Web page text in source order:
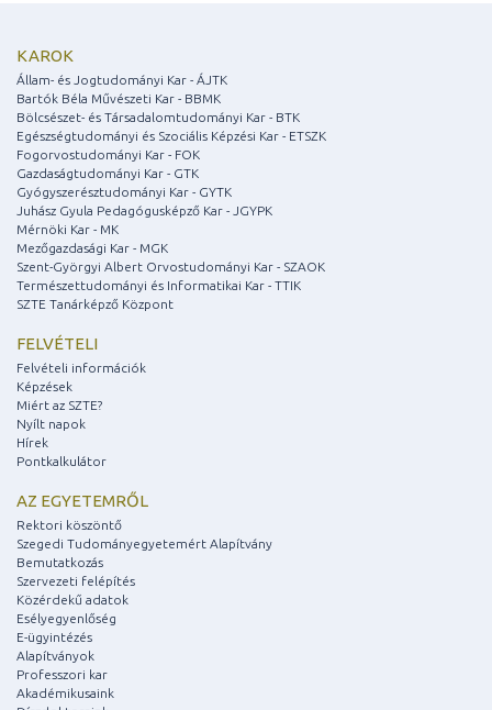
KAROK
Állam- és Jogtudományi Kar - ÁJTK
Bartók Béla Művészeti Kar - BBMK
Bölcsészet- és Társadalomtudományi Kar - BTK
Egészségtudományi és Szociális Képzési Kar - ETSZK
Fogorvostudományi Kar - FOK
Gazdaságtudományi Kar - GTK
Gyógyszerésztudományi Kar - GYTK
Juhász Gyula Pedagógusképző Kar - JGYPK
Mérnöki Kar - MK
Mezőgazdasági Kar - MGK
Szent-Györgyi Albert Orvostudományi Kar - SZAOK
Természettudományi és Informatikai Kar - TTIK
SZTE Tanárképző Központ
FELVÉTELI
Felvételi információk
Képzések
Miért az SZTE?
Nyílt napok
Hírek
Pontkalkulátor
AZ EGYETEMRŐL
Rektori köszöntő
Szegedi Tudományegyetemért Alapítvány
Bemutatkozás
Szervezeti felépítés
Közérdekű adatok
Esélyegyenlőség
E-ügyintézés
Alapítványok
Professzori kar
Akadémikusaink